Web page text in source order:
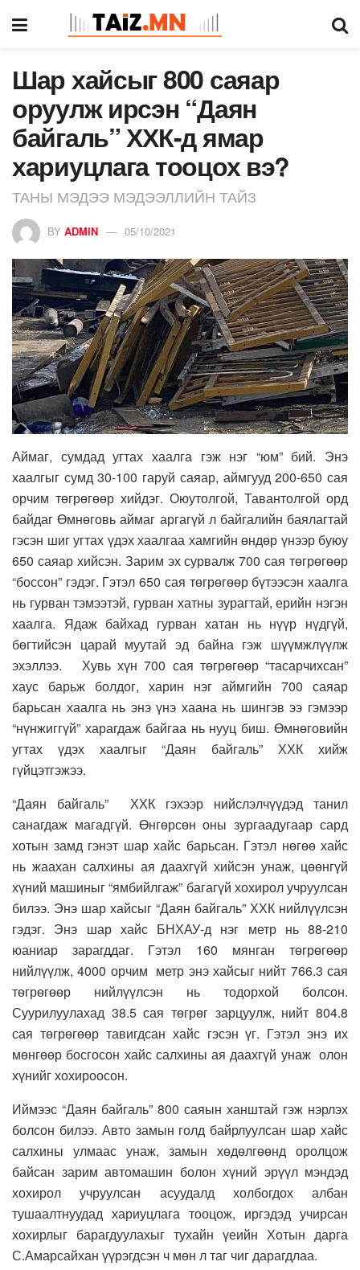
Шар хайсыг 800 саяар
оруулж ирсэн “Даян
байгаль” ХХК-д ямар
хариуцлага тооцох вэ?
ТАНЫ МЭДЭЭ МЭДЭЭЛЛИЙН ТАЙЗ
BY ADMIN 05/10/2021
Аймаг, сумдад угтах хаалга гэж нэг “юм” бий. Энэ
хаалгыг сумд 30-100 гаруй саяар, аймгууд 200-650 сая
орчим төгрөгөөр хийдэг. Оюутолгой, Тавантолгой орд
байдаг Өмнөговь аймаг аргагүй л байгалийн баялагтай
гэсэн шиг угтах үдэх хаалгаа хамгийн өндөр үнээр буюу
650 саяар хийсэн. Зарим эх сурвалж 700 сая төгрөгөөр
“боссон” гэдэг. Гэтэл 650 сая төгрөгөөр бүтээсэн хаалга
нь гурван тэмээтэй, гурван хатны зурагтай, ерийн нэгэн
хаалга. Ядаж байхад гурван хатан нь нүүр нүдгүй,
бөгтийсэн царай муутай эд байна гэж шүүмжлүүлж
эхэллээ. Хувь хүн 700 сая төгрөгөөр “тасарчихсан”
хаус барьж болдог, харин нэг аймгийн 700 саяар
барьсан хаалга нь энэ үнэ хаана нь шингэв ээ гэмээр
“нүнжиггүй” харагдаж байгаа нь нууц биш. Өмнөговийн
угтах үдэх хаалгыг “Даян байгаль” ХХК хийж
гүйцэтгэжээ.
“Даян байгаль” ХХК гэхээр нийслэлчүүдэд танил
санагдаж магадгүй. Өнгөрсөн оны зургаадугаар сард
хотын замд гэнэт шар хайс барьсан. Гэтэл нөгөө хайс
нь жаахан салхины ая даахгүй хийсэн унаж, цөөнгүй
хүний машиныг “ямбийлгаж” багагүй хохирол учруулсан
билээ. Энэ шар хайсыг “Даян байгаль” ХХК нийлүүлсэн
гэдэг. Энэ шар хайс БНХАУ-д нэг метр нь 88-210
юаниар зарагддаг. Гэтэл 160 мянган төгрөгөөр
нийлүүлж, 4000 орчим метр энэ хайсыг нийт 766.3 сая
төгрөгөөр нийлүүлсэн нь тодорхой болсон.
Суурилуулахад 38.5 сая төгрөг зарцуулж, нийт 804.8
сая төгрөгөөр тавигдсан хайс гэсэн үг. Гэтэл энэ их
мөнгөөр босгосон хайс салхины ая даахгүй унаж олон
хүнийг хохироосон.
Иймээс “Даян байгаль” 800 саяын ханштай гэж нэрлэх
болсон билээ. Авто замын голд байрлуулсан шар хайс
салхины улмаас унаж, замын хөдөлгөөнд оролцож
байсан зарим автомашин болон хүний эрүүл мэндэд
хохирол учруулсан асуудалд холбогдох албан
тушаалтнуудад хариуцлага тооцож, иргэдэд учирсан
хохирлыг барагдуулахыг тухайн үеийн Хотын дарга
С.Амарсайхан үүрэгдсэн ч мөн л таг чиг дарагдлаа.